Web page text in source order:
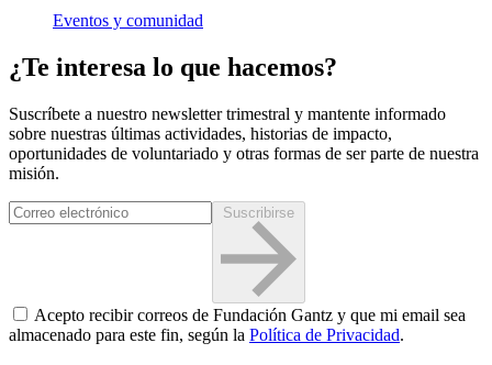
Eventos y comunidad
¿Te interesa lo que hacemos?
Suscríbete a nuestro newsletter trimestral y mantente informado
sobre nuestras últimas actividades, historias de impacto,
oportunidades de voluntariado y otras formas de ser parte de nuestra
misión.
Suscribirse
Acepto recibir correos de Fundación Gantz y que mi email sea
almacenado para este fin, según la Política de Privacidad.